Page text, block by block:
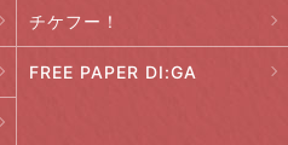
チケフー！
FREE PAPER DI:GA